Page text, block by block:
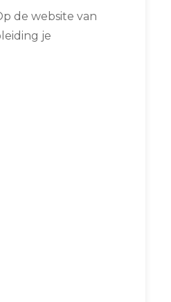
de website van
je